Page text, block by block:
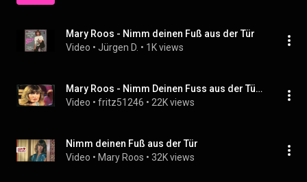
Mary Roos - Nimm deinen Fuß aus der Tür
Video • Jürgen D. • 1K views
Mary Roos - Nimm Deinen Fuss aus der Tür 1980
Video • fritz51246 • 22K views
Nimm deinen Fuß aus der Tür
Video • Mary Roos • 32K views